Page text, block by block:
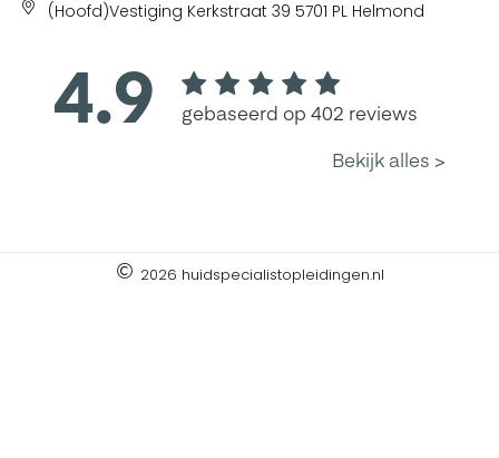
(Hoofd)Vestiging Kerkstraat 39 5701 PL Helmond
2026 huidspecialistopleidingen.nl